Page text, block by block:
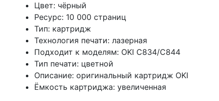
Цвет: чёрный
Ресурс: 10 000 страниц
Тип: картридж
Технология печати: лазерная
Подходит к моделям: OKI C834/C844
Тип печати: цветной
Описание: оригинальный картридж OKI
Ёмкость картриджа: увеличенная